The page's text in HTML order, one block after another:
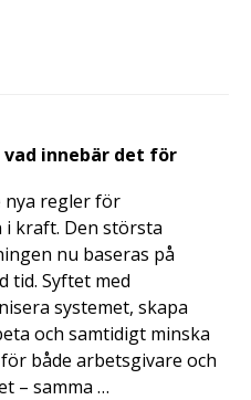
vad innebär det för
nya regler för
kraft. Den största
nu baseras på
tid. Syftet med
systemet, skapa
och samtidigt minska
både arbetsgivare och
– samma …